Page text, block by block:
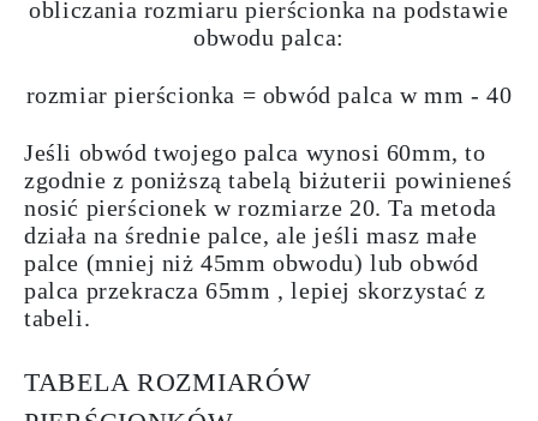
obliczania rozmiaru pierścionka na podstawie
obwodu palca:
rozmiar pierścionka = obwód palca w mm - 40
Jeśli obwód twojego palca wynosi 60mm, to
zgodnie z poniższą tabelą biżuterii powinieneś
nosić pierścionek w rozmiarze 20. Ta metoda
działa na średnie palce, ale jeśli masz małe
palce (mniej niż 45mm obwodu) lub obwód
palca przekracza 65mm , lepiej skorzystać z
tabeli.
TABELA ROZMIARÓW